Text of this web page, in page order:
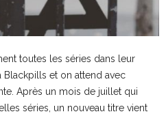
toutes les séries dans leur
et on attend avec
Après un mois de juillet qui
séries, un nouveau titre vient